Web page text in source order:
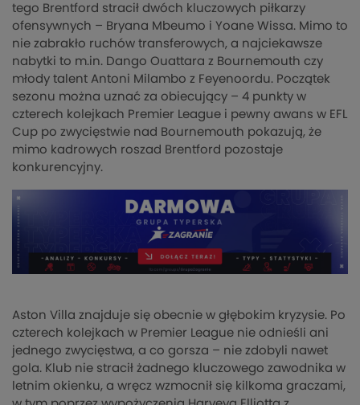
tego Brentford stracił dwóch kluczowych piłkarzy
ofensywnych – Bryana Mbeumo i Yoane Wissa. Mimo to
nie zabrakło ruchów transferowych, a najciekawsze
nabytki to m.in. Dango Ouattara z Bournemouth czy
młody talent Antoni Milambo z Feyenoordu. Początek
sezonu można uznać za obiecujący – 4 punkty w
czterech kolejkach Premier League i pewny awans w EFL
Cup po zwycięstwie nad Bournemouth pokazują, że
mimo kadrowych roszad Brentford pozostaje
konkurencyjny.
Aston Villa znajduje się obecnie w głębokim kryzysie. Po
czterech kolejkach w Premier League nie odnieśli ani
jednego zwycięstwa, a co gorsza – nie zdobyli nawet
gola. Klub nie stracił żadnego kluczowego zawodnika w
letnim okienku, a wręcz wzmocnił się kilkoma graczami,